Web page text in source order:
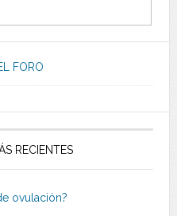
FORO
RECIENTES
ovulación?